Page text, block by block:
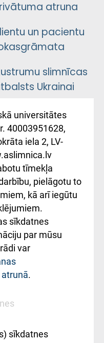
atruna
un pacientu
slimnīcas
Ukrainai
Східної
та співпраця з
universitātes
40003951628,
iela 2, LV-
tīmekļa
pielāgotu to
kā arī iegūtu
sīkdatnes
par mūsu
var
.
sīkdatnes